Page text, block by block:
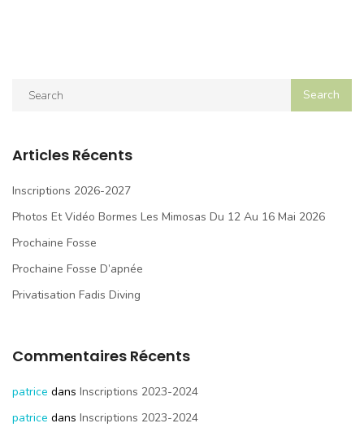
Articles Récents
Inscriptions 2026-2027
Photos Et Vidéo Bormes Les Mimosas Du 12 Au 16 Mai 2026
Prochaine Fosse
Prochaine Fosse D’apnée
Privatisation Fadis Diving
Commentaires Récents
patrice dans Inscriptions 2023-2024
patrice dans Inscriptions 2023-2024